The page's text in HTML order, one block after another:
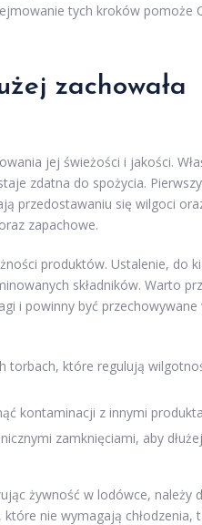
tych kroków pomoże
zachowała
jej świeżości i jakości.
zdatna do spożycia.
przedostawaniu się wilgoci
zapachowe.
produktów. Ustalenie, do
składników. Warto
i powinny być
torbach, które regulują
kontaminacji z innymi
zamknięciami, aby
żywność w lodówce, należy
nie wymagają chłodzenia,